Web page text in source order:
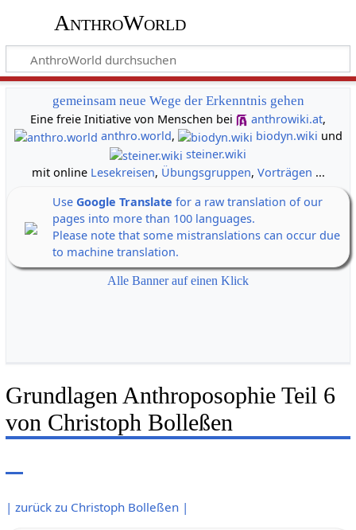
AnthroWorld
gemeinsam neue Wege der Erkenntnis gehen
Eine freie Initiative von Menschen bei
anthrowiki.at,
anthro.world, biodyn.wiki und
steiner.wiki
mit online Lesekreisen, Übungsgruppen, Vorträgen ...
Use Google Translate for a raw translation of our
pages into more than 100 languages.
Please note that some mistranslations can occur due
to machine translation.
Alle Banner auf einen Klick
Grundlagen Anthroposophie Teil 6
von Christoph Bolleßen
| zurück zu Christoph Bolleßen |